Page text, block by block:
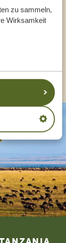
zu sammeln,
Wirksamkeit
GERN